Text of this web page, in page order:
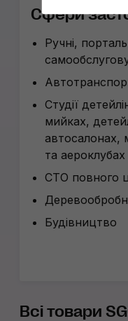
Сфери
Ручні,
Студії
мийках,
автосалонах,
та аероклубах
СТО повного
Будівництво
Всі товари